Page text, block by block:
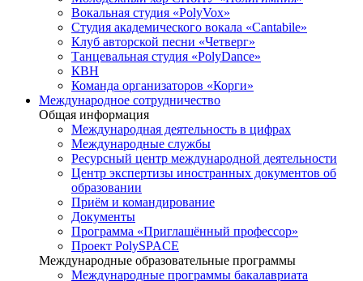
Вокальная студия «PolyVox»
Студия академического вокала «Cantabile»
Клуб авторской песни «Четверг»
Танцевальная студия «PolyDance»
КВН
Команда организаторов «Корги»
Международное сотрудничество
Общая информация
Международная деятельность в цифрах
Международные службы
Ресурсный центр международной деятельности
Центр экспертизы иностранных документов об
образовании
Приём и командирование
Документы
Программа «Приглашённый профессор»
Проект PolySPACE
Международные образовательные программы
Международные программы бакалавриата